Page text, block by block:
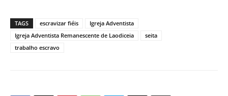
TAGS escravizar fiéis
Igreja Adventista
Igreja Adventista Remanescente de Laodiceia
seita
trabalho escravo